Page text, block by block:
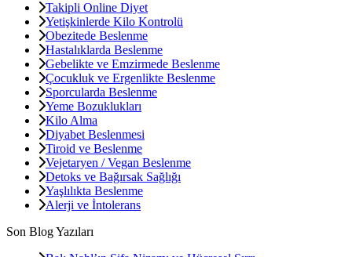
Takipli Online Diyet
Yetişkinlerde Kilo Kontrolü
Obezitede Beslenme
Hastalıklarda Beslenme
Gebelikte ve Emzirmede Beslenme
Çocukluk ve Ergenlikte Beslenme
Sporcularda Beslenme
Yeme Bozuklukları
Kilo Alma
Diyabet Beslenmesi
Tiroid ve Beslenme
Vejetaryen / Vegan Beslenme
Detoks ve Bağırsak Sağlığı
Yaşlılıkta Beslenme
Alerji ve İntolerans
Son Blog Yazıları